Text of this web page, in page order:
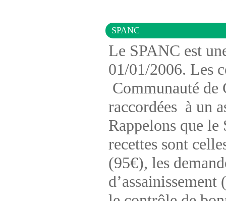
SPANC
Le SPANC est
01/01/2006. Les
Communauté de
raccordées à un
Rappelons que
recettes sont
(95€), les